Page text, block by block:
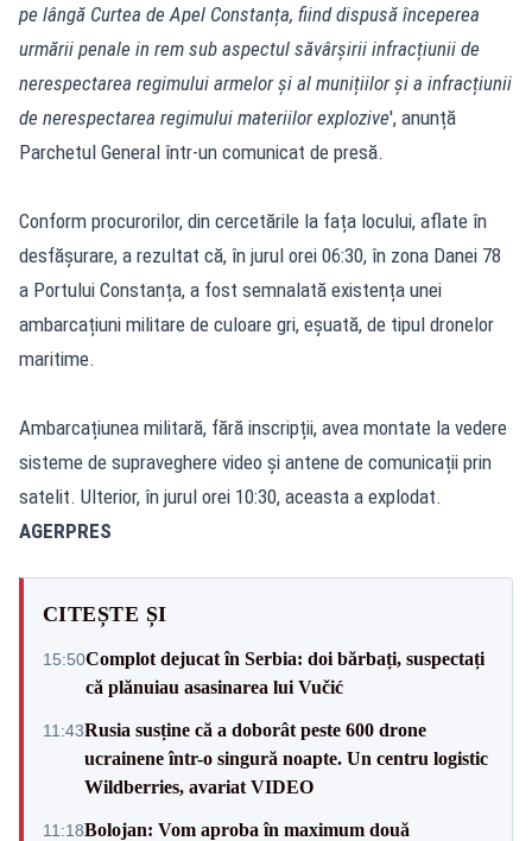
pe lângă Curtea de Apel Constanța, fiind dispusă începerea
urmării penale in rem sub aspectul săvârșirii infracțiunii de
nerespectarea regimului armelor și al munițiilor și a infracțiunii
de nerespectarea regimului materiilor explozive', anunță
Parchetul General într-un comunicat de presă.
Conform procurorilor, din cercetările la fața locului, aflate în
desfășurare, a rezultat că, în jurul orei 06:30, în zona Danei 78
a Portului Constanța, a fost semnalată existența unei
ambarcațiuni militare de culoare gri, eșuată, de tipul dronelor
maritime.
Ambarcațiunea militară, fără inscripții, avea montate la vedere
sisteme de supraveghere video și antene de comunicații prin
satelit. Ulterior, în jurul orei 10:30, aceasta a explodat.
AGERPRES
CITEȘTE ȘI
15:50Complot dejucat în Serbia: doi bărbați, suspectați
că plănuiau asasinarea lui Vučić
11:43Rusia susține că a doborât peste 600 drone
ucrainene într-o singură noapte. Un centru logistic
Wildberries, avariat VIDEO
11:18Bolojan: Vom aproba în maximum două